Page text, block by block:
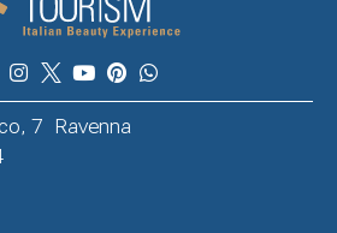
7 Ravenna